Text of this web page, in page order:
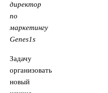
директор
по
маркетингу
Genes1s
Задачу
организовать
новый